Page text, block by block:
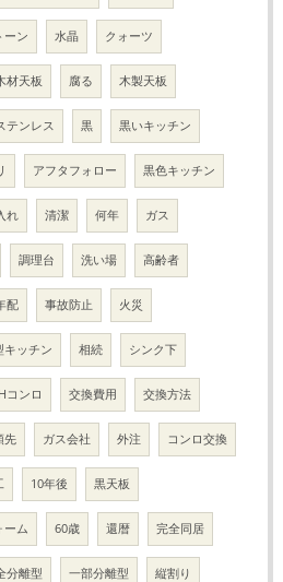
ーン 水晶 クォーツ
材天板 腐る 木製天板
テンレス 黒 黒いキッチン
アフタフォロー 黒色キッチン
れ 清潔 何年 ガス
調理台 洗い場 高齢者
配 事故防止 火災
キッチン 相続 シンク下
コンロ 交換費用 交換方法
先 ガス会社 外注 コンロ交換
10年後 黒天板
ーム 60歳 還暦 完全同居
分離型 一部分離型 縦割り